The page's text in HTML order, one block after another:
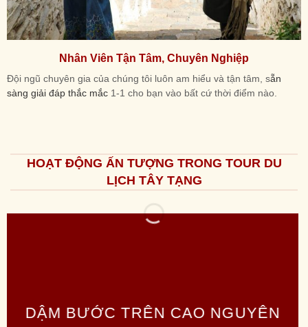
Nhân Viên Tận Tâm, Chuyên Nghiệp
Đội ngũ chuyên gia của chúng tôi luôn am hiểu và tận tâm, sẵn
sàng giải đáp thắc mắc1-1 cho bạn vào bất cứ thời điểm nào.
HOẠT ĐỘNG ẤN TƯỢNG TRONG TOUR DU
LỊCH TÂY TẠNG
DẬM BƯỚC TRÊN CAO NGUYÊN